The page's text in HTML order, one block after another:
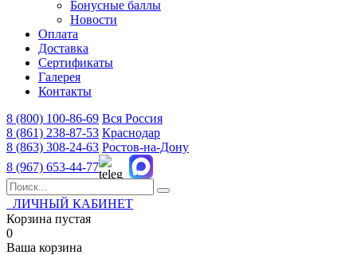
Бонусные баллы
Новости
Оплата
Доставка
Сертификаты
Галерея
Контакты
8 (800) 100-86-69 Вся Россия
8 (861) 238-87-53 Краснодар
8 (863) 308-24-63 Ростов-на-Дону
8 (967) 653-44-77
ЛИЧНЫЙ КАБИНЕТ
Корзина пустая
0
Ваша корзина